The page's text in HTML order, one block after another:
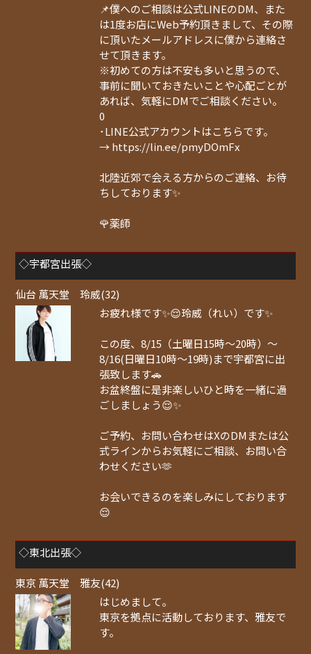
📌僕へのご相談は公式LINEのDM、また
は1度お店にWeb予約頂きまして、その際
に頂いたメールアドレスに僕から連絡さ
せて頂きます。
※初めての方は不安も多いと思うので、
事前に聞いておきたいことや心配ごとが
あれば、気軽にDMでご相談ください。
0
･LINE公式アカウントはこちらです。
→ https://lin.ee/pmyDOmFx
北陸近郊で会える方からのご連絡、お待
ちしております✨
🌹薬師
◇宇都宮出張◇
仙台 萬天堂 玲威(32)
お疲れ様です✨😌玲威（れい）です✨
この度、8/15（土曜日15時〜20時）〜
8/16(日曜日10時〜19時)まで宇都宮に出
張致します🚗
お盆終盤に是非楽しいひと時を一緒に過
ごしましょう😌✨
ご予約、お問い合わせはXのDMまたは公
式ラインからお気軽にご相談、お問い合
わせください🫶
お会いできるのを楽しみにしております
😌
◇東北出張◇
東京 萬天堂 雅友(42)
はじめまして。
東京を拠点に活動しております、雅友で
す。